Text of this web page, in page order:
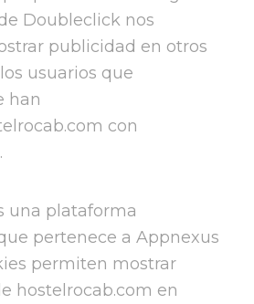
Doubleclick nos
publicidad en otros
usuarios que
han
con
una plataforma
pertenece a Appnexus
permiten mostrar
hostelrocab.com en